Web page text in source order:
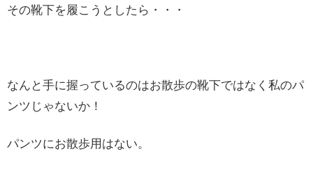
その靴下を履こうとしたら・・・
なんと手に握っているのはお散歩の靴下ではなく私のパ
ンツじゃないか！
パンツにお散歩用はない。